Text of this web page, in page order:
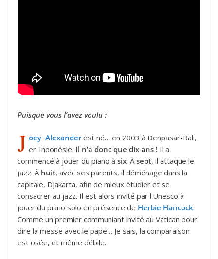
Puisque vous l’avez voulu :
J oey Alexanderest né… en 2003 à Denpasar-Bali,
en Indonésie. Il n’a donc que dix ans ! Il a
commencé à jouer du piano à six. À sept, il attaque le
jazz. À huit, avec ses parents, il déménage dans la
capitale, Djakarta, afin de mieux étudier et se
consacrer au jazz. Il est alors invité par l'Unesco à
jouer du piano solo en présence de Herbie Hancock.
Comme un premier communiant invité au Vatican pour
dire la messe avec le pape… Je sais, la comparaison
est osée, et même débile.